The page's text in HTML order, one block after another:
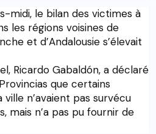
midi, le bilan des victimes à
les régions voisines de
et d’Andalousie s’élevait
Ricardo Gabaldón, a déclaré
que certains
n’avaient pas survécu
mais n’a pas pu fournir de